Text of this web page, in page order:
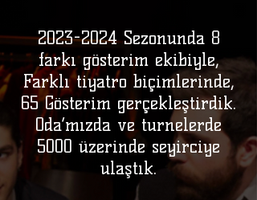
2023-2024Sezonunda 8
farkı gösterim ekibiyle,
Farklı tiyatro biçimlerinde,
65 Gösterim gerçekleştirdik.
Oda’mızda ve turnelerde
5000 üzerinde seyirciye
ulaştık.